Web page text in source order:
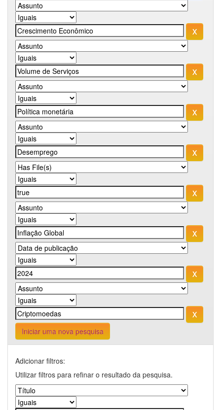
Iniciar uma nova pesquisa
Adicionar filtros:
Utilizar filtros para refinar o resultado da pesquisa.